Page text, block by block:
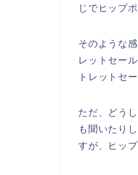
じでヒップ
そのような
レットセー
トレットセ
ただ、どう
も聞いたり
すが、ヒッ